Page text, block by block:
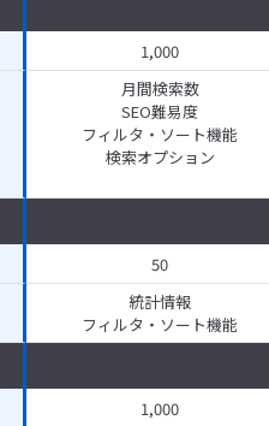
1,000
月間検索数
SEO難易度
フィルタ・ソート機能
検索オプション
50
統計情報
フィルタ・ソート機能
1,000